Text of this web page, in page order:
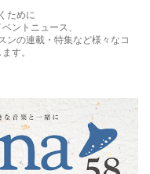
ために
ントニュース、
ンの連載・特集など様々なコ
す。